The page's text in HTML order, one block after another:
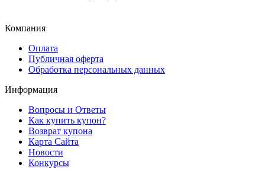
Компания
Оплата
Публичная оферта
Обработка персональных данных
Информация
Вопросы и Ответы
Как купить купон?
Возврат купона
Карта Сайта
Новости
Конкурсы